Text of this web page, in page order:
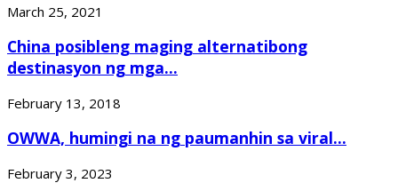
March 25, 2021
China posibleng maging alternatibong
destinasyon ng mga...
February 13, 2018
OWWA, humingi na ng paumanhin sa viral...
February 3, 2023